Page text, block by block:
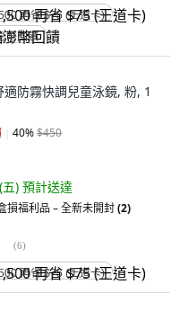
再省 $75 (王道卡)
幣回饋
適防霧快調兒童泳鏡, 粉, 1
40%$450
) 預計送達
損福利品 – 全新未開封(2)
(6)
再省 $75 (王道卡)